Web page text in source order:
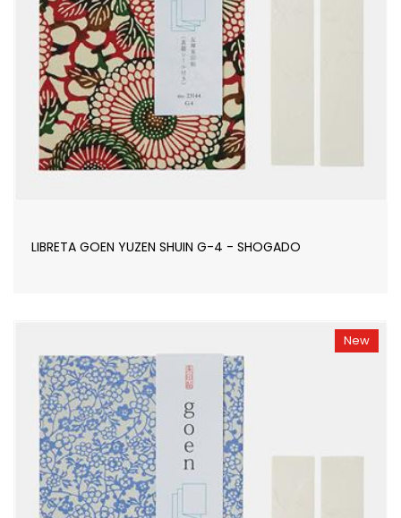
LIBRETA GOEN YUZEN SHUIN G-4 - SHOGADO
New